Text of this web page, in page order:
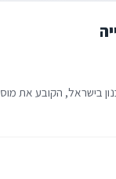
בישראל, הקובע את